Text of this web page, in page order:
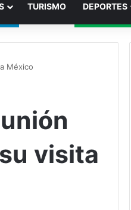
TURISMO DEPORTES
México
visita